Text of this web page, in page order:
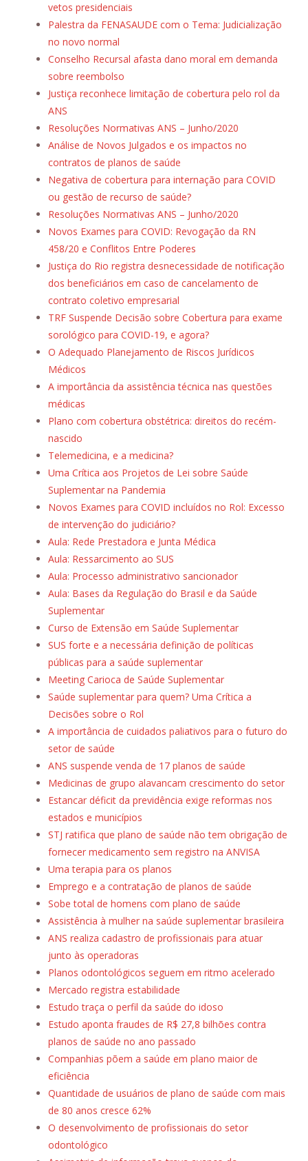
vetos presidenciais
Palestra da FENASAUDE com o Tema: Judicialização
no novo normal
Conselho Recursal afasta dano moral em demanda
sobre reembolso
Justiça reconhece limitação de cobertura pelo rol da
ANS
Resoluções Normativas ANS – Junho/2020
Análise de Novos Julgados e os impactos no
contratos de planos de saúde
Negativa de cobertura para internação para COVID
ou gestão de recurso de saúde?
Resoluções Normativas ANS – Junho/2020
Novos Exames para COVID: Revogação da RN
458/20 e Conflitos Entre Poderes
Justiça do Rio registra desnecessidade de notificação
dos beneficiários em caso de cancelamento de
contrato coletivo empresarial
TRF Suspende Decisão sobre Cobertura para exame
sorológico para COVID-19, e agora?
O Adequado Planejamento de Riscos Jurídicos
Médicos
A importância da assistência técnica nas questões
médicas
Plano com cobertura obstétrica: direitos do recém-
nascido
Telemedicina, e a medicina?
Uma Crítica aos Projetos de Lei sobre Saúde
Suplementar na Pandemia
Novos Exames para COVID incluídos no Rol: Excesso
de intervenção do judiciário?
Aula: Rede Prestadora e Junta Médica
Aula: Ressarcimento ao SUS
Aula: Processo administrativo sancionador
Aula: Bases da Regulação do Brasil e da Saúde
Suplementar
Curso de Extensão em Saúde Suplementar
SUS forte e a necessária definição de políticas
públicas para a saúde suplementar
Meeting Carioca de Saúde Suplementar
Saúde suplementar para quem? Uma Crítica a
Decisões sobre o Rol
A importância de cuidados paliativos para o futuro do
setor de saúde
ANS suspende venda de 17 planos de saúde
Medicinas de grupo alavancam crescimento do setor
Estancar déficit da previdência exige reformas nos
estados e municípios
STJ ratifica que plano de saúde não tem obrigação de
fornecer medicamento sem registro na ANVISA
Uma terapia para os planos
Emprego e a contratação de planos de saúde
Sobe total de homens com plano de saúde
Assistência à mulher na saúde suplementar brasileira
ANS realiza cadastro de profissionais para atuar
junto às operadoras
Planos odontológicos seguem em ritmo acelerado
Mercado registra estabilidade
Estudo traça o perfil da saúde do idoso
Estudo aponta fraudes de R$ 27,8 bilhões contra
planos de saúde no ano passado
Companhias põem a saúde em plano maior de
eficiência
Quantidade de usuários de plano de saúde com mais
de 80 anos cresce 62%
O desenvolvimento de profissionais do setor
odontológico